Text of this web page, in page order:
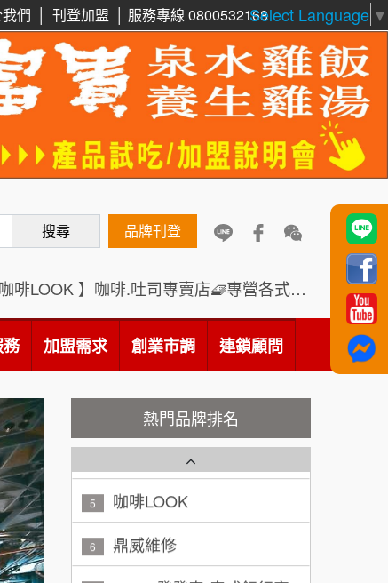
Select Language ▼
們 刊登加盟 服務專線 0800532168
搜尋 品牌刊登
【咖啡LOOK 】咖啡.吐司專賣店🧇專營各式創意法式吐司
加盟需求 創業市調 連鎖顧問
熱門品牌排名
6 鼎威維修
7 88thai發發泰-泰式飯行家
SHARE TEA歇腳亭
TEA TOP台灣第一味
1 Cozy coffee可集咖啡
秉宏小米甜甜圈
4 潮鍋癮
5 咖啡LOOK
6 鼎威維修
周 先生/小姐 台北
加盟預算 100萬 ~150萬
徐 先生/小姐 新北市
何 先生/小姐 台南
呂 先生/小姐 新竹市
加盟預算 200萬~400萬
100萬 ~ 200萬
加盟預算 200萬~300萬
黃 先生/小姐
加盟預算 100萬~150萬